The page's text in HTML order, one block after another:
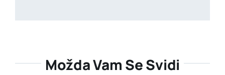
Možda Vam Se Svidi